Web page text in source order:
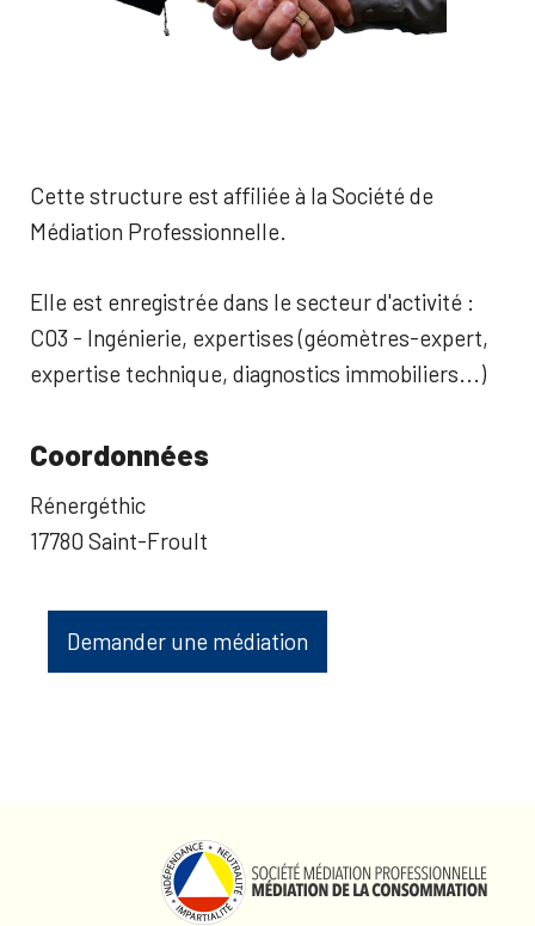
Cette structure est affiliée à la Société de
Médiation Professionnelle.
Elle est enregistrée dans le secteur d'activité :
C03 - Ingénierie, expertises (géomètres-expert,
expertise technique, diagnostics immobiliers...)
Coordonnées
Rénergéthic
17780 Saint-Froult
Demander une médiation